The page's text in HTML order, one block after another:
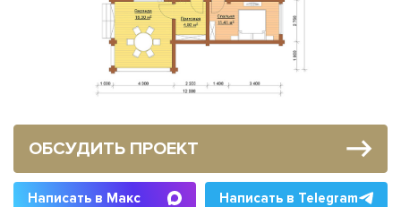
ОБСУДИТЬ ПРОЕКТ
Написать в Макс Написать в Telegram